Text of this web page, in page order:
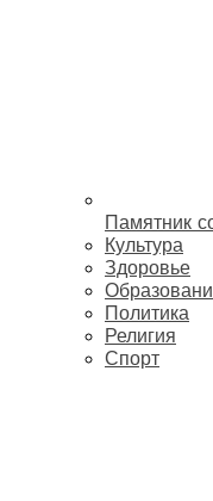
Памятник
Культура
Здоровье
Политика
Религия
Спорт